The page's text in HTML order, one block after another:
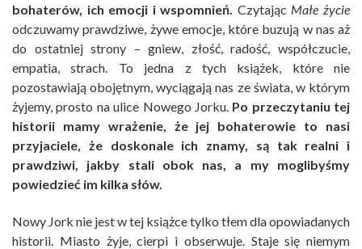
bohaterów, ich emocji i wspomnień. Czytając Małe życie
odczuwamy prawdziwe, żywe emocje, które buzują w nas aż
do ostatniej strony – gniew, złość, radość, współczucie,
empatia, strach. To jedna z tych książek, które nie
pozostawiają obojętnym, wyciągają nas ze świata, w którym
żyjemy, prosto na ulice Nowego Jorku. Po przeczytaniu tej
historii mamy wrażenie, że jej bohaterowie to nasi
przyjaciele, że doskonale ich znamy, są tak realni i
prawdziwi, jakby stali obok nas, a my moglibyśmy
powiedzieć im kilka słów.
Nowy Jork nie jest w tej książce tylko tłem dla opowiadanych
historii. Miasto żyje, cierpi i obserwuje. Staje się niemym